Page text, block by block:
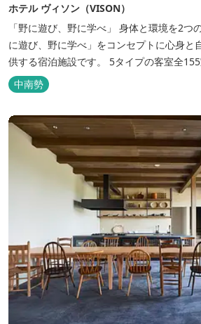
ホテル ヴィソン（VISON）
「野に遊び、野に学べ」 身体と環境を2つの「野」に見立て、「野
に遊び、野に学べ」をコンセプトに心身と
供する宿泊施設です。 5タイプの客室全
と、プライベートな滞在が楽しめる一棟独
います。
中南勢